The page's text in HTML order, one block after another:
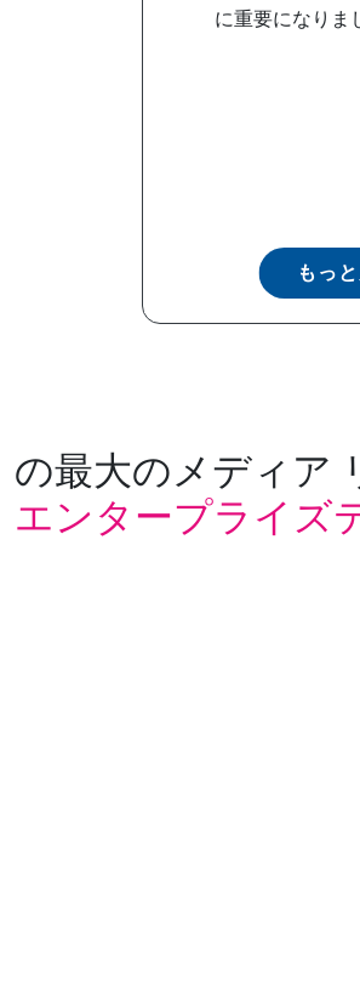
に重要になりま
もっ
の最大のメディア
エンタープライズ